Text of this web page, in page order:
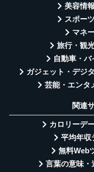
美容情
スポー
マネ
旅行・観
自動車・
ガジェット・デジ
芸能・エンタ
関連
カロリーデ
平均年収
無料Web
言葉の意味・